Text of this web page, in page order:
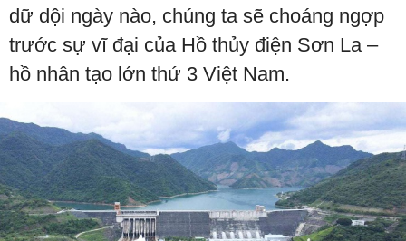
dữ dội ngày nào, chúng ta sẽ choáng ngợp
trước sự vĩ đại của Hồ thủy điện Sơn La –
hồ nhân tạo lớn thứ 3 Việt Nam.